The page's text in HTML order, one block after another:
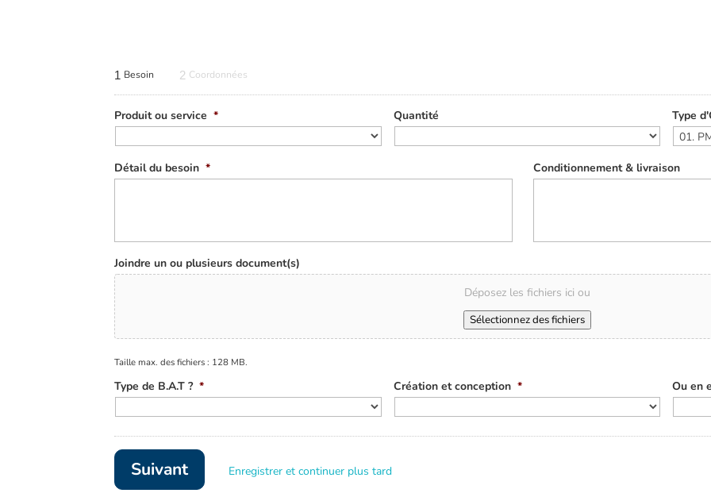
1 Besoin 2 Coordonnées
Produit ou service * Quantité Type
Détail du besoin * Conditionnement & livraison
Joindre un ou plusieurs document(s)
Déposez les fichiers ici ou
Sélectionnez des fichiers
Taille max. des fichiers : 128 MB.
Type de B.A.T ? * Création et conception * Ou en
Enregistrer et continuer plus tard